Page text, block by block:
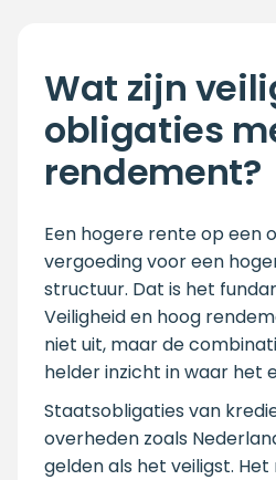
Wat zijn
obligaties
rendement?
Een hogere rente op een
vergoeding voor een
structuur. Dat is het
Veiligheid en hoog
niet uit, maar de
helder inzicht in waar het
Staatsobligaties van
overheden zoals
gelden als het veiligst. Het